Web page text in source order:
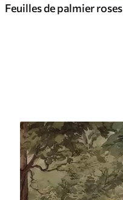
Feuilles de palmier roses